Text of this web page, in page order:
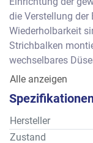
die Verstellung der
Wiederholbarkeit
Strichbalken
wechselbares
verwendet werden,
wird hierzu eine
gegebenenfalls
eingesetz. In dem
Alle anzeigen
Hersteller
Zustand